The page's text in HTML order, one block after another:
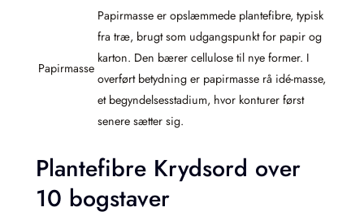
Papirmasse
Papirmasse er opslæmmede plantefibre, typisk
fra træ, brugt som udgangspunkt for papir og
karton. Den bærer cellulose til nye former. I
overført betydning er papirmasse rå idé-masse,
et begyndelsesstadium, hvor konturer først
senere sætter sig.
Plantefibre Krydsord over
10 bogstaver